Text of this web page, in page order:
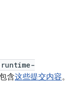
含这些提交内容。